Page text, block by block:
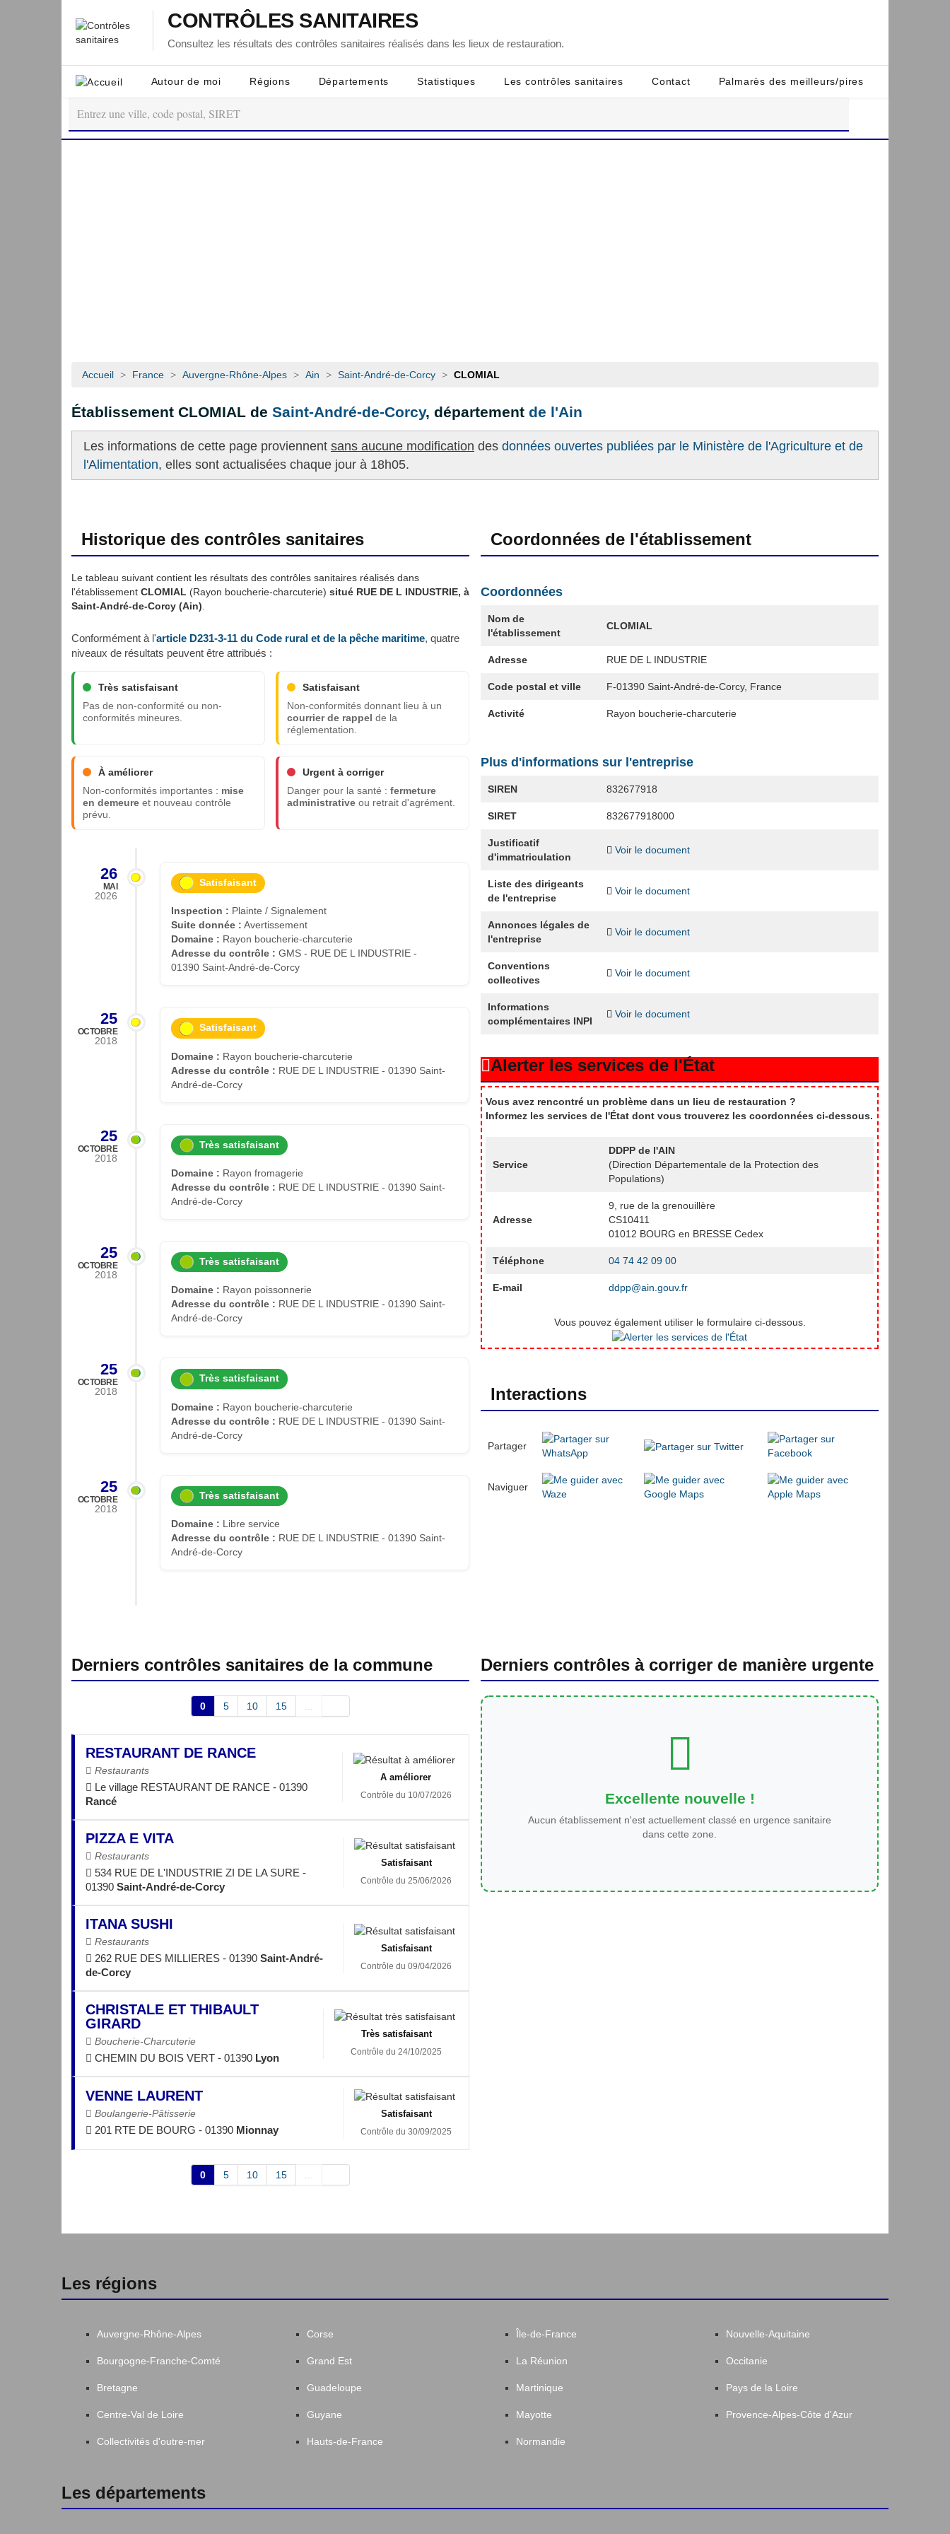
CONTRÔLES SANITAIRES
Consultez les résultats des contrôles sanitaires réalisés dans les lieux de restauration.
Autour de moi Régions Départements Statistiques Les contrôles sanitaires Contact Palmarès des meilleurs/pires
Accueil > France > Auvergne-Rhône-Alpes > Ain > Saint-André-de-Corcy > CLOMIAL
Établissement CLOMIAL de Saint-André-de-Corcy, département de l'Ain
Les informations de cette page proviennent sans aucune modification des données ouvertes publiées par le Ministère de l'Agriculture et de
l'Alimentation, elles sont actualisées chaque jour à 18h05.
Historique des contrôles sanitaires
Le tableau suivant contient les résultats des contrôles sanitaires réalisés dans
l'établissement CLOMIAL (Rayon boucherie-charcuterie) situé RUE DE L INDUSTRIE, à
Saint-André-de-Corcy (Ain)
Conformément à l'article D231-3-11 du Code rural et de la pêche maritime, quatre
niveaux de résultats peuvent être attribués :
Très satisfaisant
Pas de non-conformité ou non-
conformités mineures.
Satisfaisant
Non-conformités donnant lieu à un
courrier de rappel de la
réglementation.
À améliorer
Non-conformités importantes : mise
en demeure et nouveau contrôle
prévu.
Urgent à corriger
Danger pour la santé : fermeture
administrative ou retrait d'agrément.
26
MAI
2026
Satisfaisant
Inspection : Plainte / Signalement
Suite donnée : Avertissement
Domaine : Rayon boucherie-charcuterie
Adresse du contrôle : GMS - RUE DE L INDUSTRIE -
01390 Saint-André-de-Corcy
25
OCTOBRE
2018
Satisfaisant
Domaine : Rayon boucherie-charcuterie
Adresse du contrôle : RUE DE L INDUSTRIE - 01390 Saint-
André-de-Corcy
25
OCTOBRE
2018
Très satisfaisant
Domaine : Rayon fromagerie
Adresse du contrôle : RUE DE L INDUSTRIE - 01390 Saint-
André-de-Corcy
25
OCTOBRE
2018
Très satisfaisant
Domaine : Rayon poissonnerie
Adresse du contrôle : RUE DE L INDUSTRIE - 01390 Saint-
André-de-Corcy
25
OCTOBRE
2018
Très satisfaisant
Domaine : Rayon boucherie-charcuterie
Adresse du contrôle : RUE DE L INDUSTRIE - 01390 Saint-
André-de-Corcy
25
OCTOBRE
2018
Très satisfaisant
Domaine : Libre service
Adresse du contrôle : RUE DE L INDUSTRIE - 01390 Saint-
André-de-Corcy
Coordonnées de l'établissement
Coordonnées
Nom de
l'établissement
CLOMIAL
Adresse RUE DE L INDUSTRIE
Code postal et ville F-01390 Saint-André-de-Corcy, France
Activité Rayon boucherie-charcuterie
Plus d'informations sur l'entreprise
SIREN 832677918
SIRET 832677918000
Justificatif
d'immatriculation
Voir le document
Liste des dirigeants
de l'entreprise
Voir le document
Annonces légales de
l'entreprise
Voir le document
Conventions
collectives
Voir le document
Informations
complémentaires INPI
Voir le document
Alerter les services de l'État
Vous avez rencontré un problème dans un lieu de restauration ?
Informez les services de l'État dont vous trouverez les coordonnées ci-dessous.
Service
DDPP de l'AIN
(Direction Départementale de la Protection des
Populations)
Adresse
9, rue de la grenouillère
CS10411
01012 BOURG en BRESSE Cedex
Téléphone 04 74 42 09 00
E-mail ddpp@ain.gouv.fr
Vous pouvez également utiliser le formulaire ci-dessous.
Interactions
Partager
Naviguer
Derniers contrôles sanitaires de la commune
0 5 10 15 ...
RESTAURANT DE RANCE
Restaurants
Le village RESTAURANT DE RANCE - 01390
Rancé
A améliorer
Contrôle du 10/07/2026
PIZZA E VITA
Restaurants
534 RUE DE L'INDUSTRIE ZI DE LA SURE -
01390 Saint-André-de-Corcy
Satisfaisant
Contrôle du 25/06/2026
ITANA SUSHI
Restaurants
262 RUE DES MILLIERES - 01390 Saint-André-
de-Corcy
Satisfaisant
Contrôle du 09/04/2026
CHRISTALE ET THIBAULT
GIRARD
Boucherie-Charcuterie
CHEMIN DU BOIS VERT - 01390 Lyon
Très satisfaisant
Contrôle du 24/10/2025
VENNE LAURENT
Boulangerie-Pâtisserie
201 RTE DE BOURG - 01390 Mionnay
Satisfaisant
Contrôle du 30/09/2025
0 5 10 15
Derniers contrôles à corriger de manière urgente
Excellente nouvelle !
Aucun établissement n'est actuellement classé en urgence sanitaire
dans cette zone.
Les régions
Auvergne-Rhône-Alpes
Bourgogne-Franche-Comté
Bretagne
Centre-Val de Loire
Collectivités d'outre-mer
Corse
Grand Est
Guadeloupe
Guyane
Hauts-de-France
Île-de-France
La Réunion
Martinique
Mayotte
Normandie
Nouvelle-Aquitaine
Occitanie
Pays de la Loire
Provence-Alpes-Côte d'Azur
Les départements